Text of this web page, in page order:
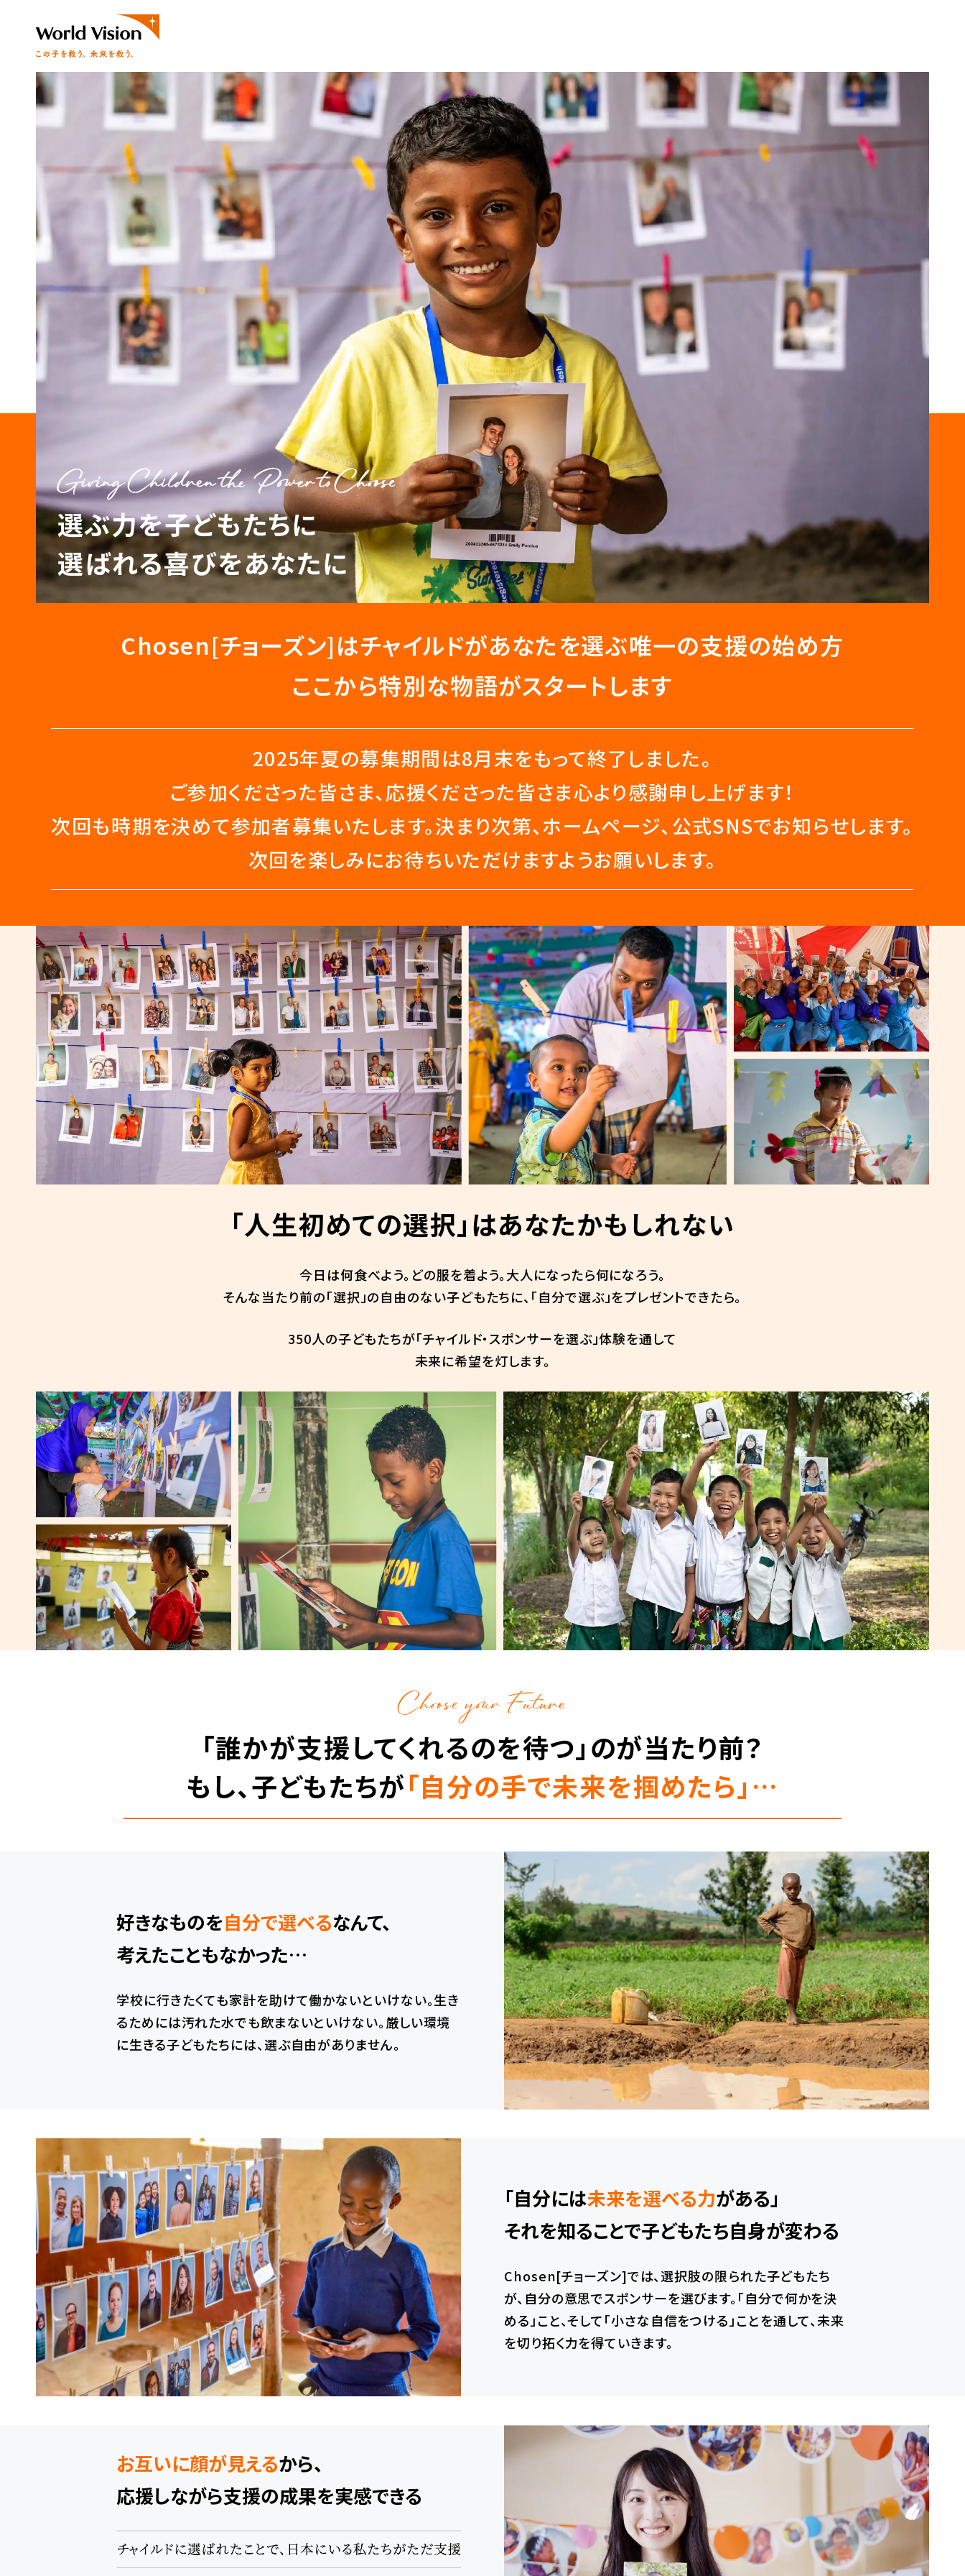
Giving Children the Power to Choose
選ぶ力を子どもたちに
選ばれる喜びをあなたに
Chosen[チョーズン]はチャイルドがあなたを選ぶ唯一の支援の始め方
ここから特別な物語がスタートします
2025年夏の募集期間は8月末をもって終了しました。
ご参加くださった皆さま、応援くださった皆さま心より感謝申し上げます！
次回も時期を決めて参加者募集いたします。決まり次第、ホームページ、公式SNSでお知らせします。
次回を楽しみにお待ちいただけますようお願いします。
「人生初めての選択」はあなたかもしれない
今日は何食べよう。どの服を着よう。大人になったら何になろう。
そんな当たり前の「選択」の自由のない子どもたちに、「自分で選ぶ」をプレゼントできたら。
350人の子どもたちが「チャイルド・スポンサーを選ぶ」体験を通して
未来に希望を灯します。
Choose your Future
「誰かが支援してくれるのを待つ」のが当たり前？
もし、子どもたちが「自分の手で未来を掴めたら」…
好きなものを自分で選べるなんて、
考えたこともなかった…
学校に行きたくても家計を助けて働かないといけない。生き
るためには汚れた水でも飲まないといけない。厳しい環境
に生きる子どもたちには、選ぶ自由がありません。
「自分には未来を選べる力がある」
それを知ることで子どもたち自身が変わる
Chosen[チョーズン]では、選択肢の限られた子どもたち
が、自分の意思でスポンサーを選びます。「自分で何かを決
める」こと、そして「小さな自信をつける」ことを通して、未来
を切り拓く力を得ていきます。
お互いに顔が見えるから、
応援しながら支援の成果を実感できる